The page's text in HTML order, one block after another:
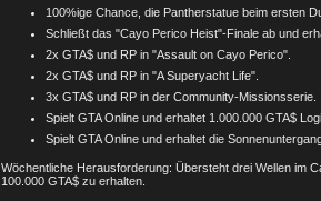
100%ige Chance, die Pantherstatue beim ersten
Schließt das "Cayo Perico Heist"-Finale ab und
2x GTA$ und RP in "Assault on Cayo Perico".
2x GTA$ und RP in "A Superyacht Life".
3x GTA$ und RP in der Community-Missionsserie.
Spielt GTA Online und erhaltet 1.000.000 GTA$
Spielt GTA Online und erhaltet die
Wöchentliche Herausforderung: Übersteht drei Wellen im
100.000 GTA$ zu erhalten.